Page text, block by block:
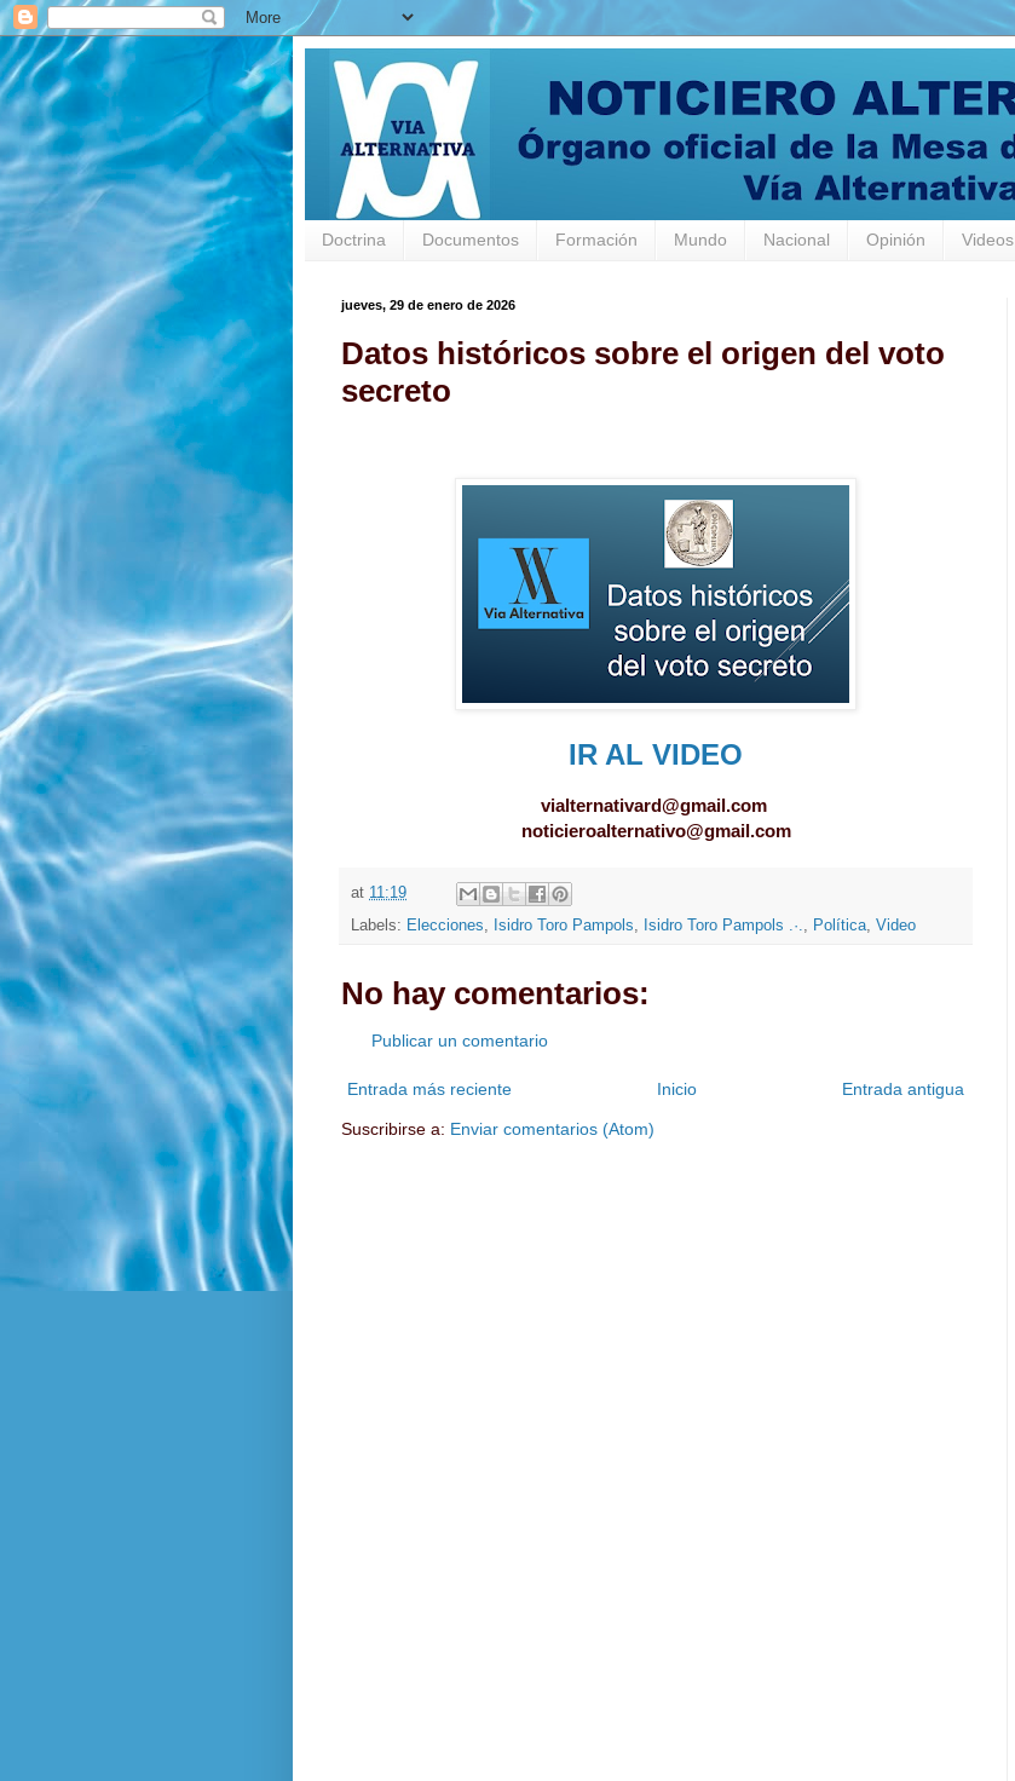
Doctrina Documentos Formación Mundo Nacional Opinión Videos
jueves, 29 de enero de 2026
Datos históricos sobre el origen del voto
secreto
IR AL VIDEO
vialternativard@gmail.com
noticieroalternativo@gmail.com
at 11:19
Labels: Elecciones Isidro Toro Pampols Isidro Toro Pampols .·. Política Video
No hay comentarios:
Publicar un comentario
Entrada más reciente Entrada antigua
Inicio
Suscribirse a: Enviar comentarios (Atom)